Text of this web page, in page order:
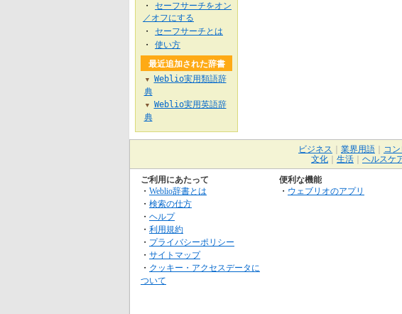
・
セーフサーチをオン
／オフにする
・ セーフサーチとは
・
使い方
最近追加された辞書
▼
Weblio実用類語辞
典
▼
Weblio実用英語辞
典
ビジネス 業界用語 コ
文化
生活 ヘルスケ
ご利用にあたって
・ Weblio辞書とは
・ 検索の仕方
・ ヘルプ
・ 利用規約
・ プライバシーポリシー
・ サイトマップ
・ クッキー・アクセスデータに
ついて
便利な機能
・ ウェブリオのアプリ